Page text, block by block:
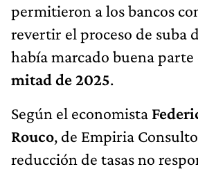
permitieron a los bancos
revertir el proceso de suba
había marcado buena parte
mitad de 2025.
Según el economista
Rouco, de Empiria
reducción de tasas no